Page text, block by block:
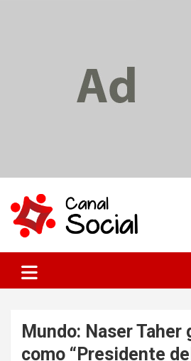
content
Canal Social
Mundo: Naser Taher
como “Presidente